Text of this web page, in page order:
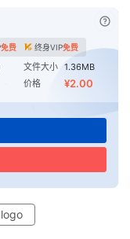
免费 终身VIP免费
文件大小
1.36MB
价格 ¥2.00